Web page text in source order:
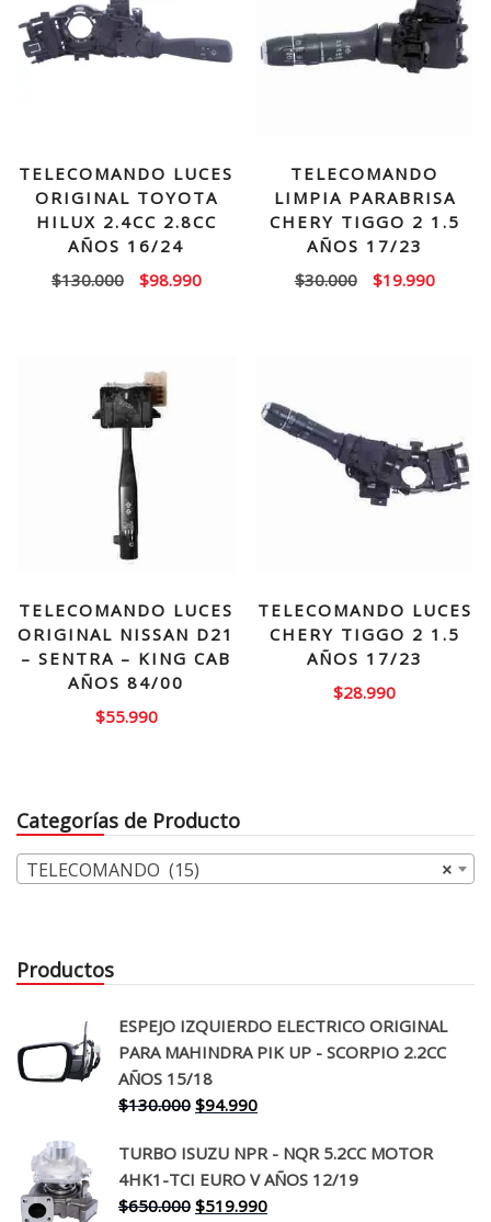
TELECOMANDO LUCES
ORIGINAL TOYOTA
HILUX 2.4CC 2.8CC
AÑOS 16/24
$130.000
El
$130.000.
$98.990El
TELECOMANDO
LIMPIA PARABRISA
CHERY TIGGO 2 1.5
AÑOS 17/23
$30.000
El
$19.990El
TELECOMANDO LUCES
ORIGINAL NISSAN D21
– SENTRA – KING CAB
AÑOS 84/00
$55.990
TELECOMANDO LUCES
CHERY TIGGO 2 1.5
AÑOS 17/23
$28.990
Categorías de Producto
×
TELECOMANDO (15)
Productos
ESPEJO IZQUIERDO ELECTRICO ORIGINAL
PARA MAHINDRA PIK UP - SCORPIO 2.2CC
AÑOS 15/18
$130.000 El
original
era:
$130.000.
$94.990El
actual
es:
$94.990.
TURBO ISUZU NPR - NQR 5.2CC MOTOR
4HK1-TCI EURO V AÑOS 12/19
$650.000 El
$519.990El